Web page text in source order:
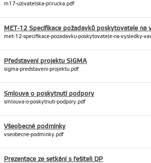
m17-uzivatelska-prirucka.pdf
MET-12 Specifikace požadavků poskytovatele na
met-12-specifikace-pozadavku-poskytovatele-na-vysledky-
Představení projektu SIGMA
sigma-predstaveni-projektu.pdf
Smlouva o poskytnutí podpory
smlouva-o-poskytnuti-podpory.pdf
Všeobecné podmínky
vseobecne-podminky.pdf
Prezentace ze setkání s řešiteli DP